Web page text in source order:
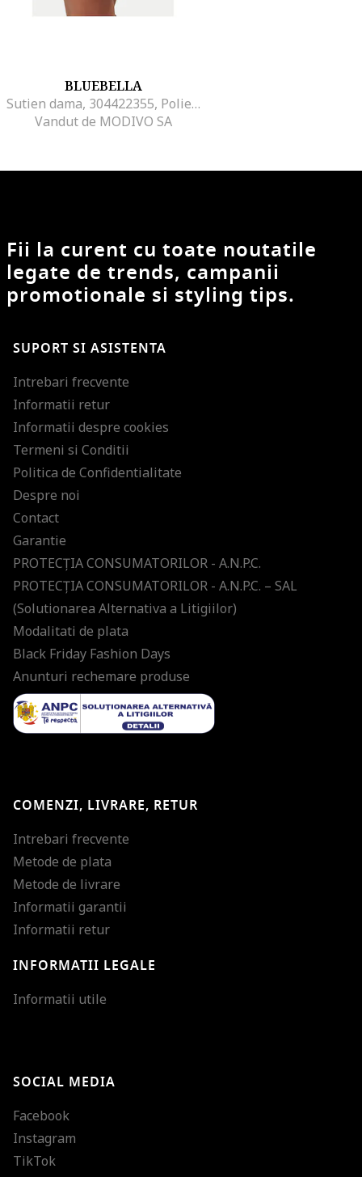
BLUEBELLA
Sutien dama, 304422355, Poliester reciclat/Poliamida z recyklingu, Negru, Negru
Vandut de MODIVO SA
Fii la curent cu toate noutatile
legate de trends, campanii
promotionale si styling tips.
SUPORT SI ASISTENTA
Intrebari frecvente
Informatii retur
Informatii despre cookies
Termeni si Conditii
Politica de Confidentialitate
Despre noi
Contact
Garantie
PROTECŢIA CONSUMATORILOR - A.N.P.C.
PROTECŢIA CONSUMATORILOR - A.N.P.C. – SAL
(Solutionarea Alternativa a Litigiilor)
Modalitati de plata
Black Friday Fashion Days
Anunturi rechemare produse
COMENZI, LIVRARE, RETUR
Intrebari frecvente
Metode de plata
Metode de livrare
Informatii garantii
Informatii retur
INFORMATII LEGALE
Informatii utile
SOCIAL MEDIA
Facebook
Instagram
TikTok